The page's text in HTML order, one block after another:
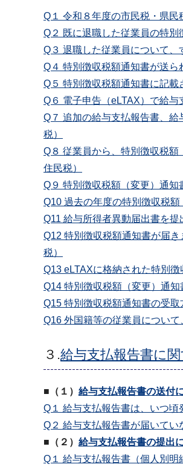
Q１ 令和８年度の市民税・県民
Q２ 既に退職した従業員の特別
Q３ 退職した従業員について、
Q４ 特別徴収税額通知書が送ら
Q５ 特別徴収税額通知書に記載
Q６ 電子申告（eLTAX）で給
Q７ 追加の給与支払報告書、
税）
Q８ 従業員から、特別徴収税
住民税）
Q９ 特別徴収税額（変更）通知
Q10 過去の年度の特別徴収税
Q11 給与所得者異動届出書を
Q12 特別徴収税額通知書が届
税）
Q13 eLTAXに格納された特別徴
Q14 特別徴収税額（変更）通
Q15 特別徴収税額通知書の受取
Q16 外国籍等の従業員につい
３.給与支払報告書に
■（１） 給与支払報告書の送付
Q１ 給与支払報告書は、いつ頃
Q２ 給与支払報告書が届いてい
■（２） 給与支払報告書の提出
Q１ 給与支払報告書（個人別明